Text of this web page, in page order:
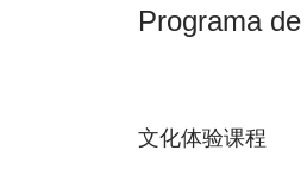
Programa
文化体验课程